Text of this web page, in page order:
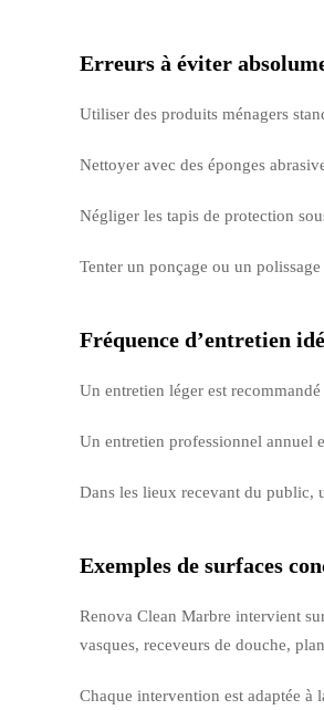
Erreurs à éviter
Utiliser des produits ménagers
Nettoyer avec des éponges
Négliger les tapis de protection
Tenter un ponçage ou un
Fréquence d’entretien
Un entretien léger est
Un entretien professionnel annuel
Dans les lieux recevant du public,
Exemples de surfaces
Renova Clean Marbre intervient
vasques, receveurs de douche,
Chaque intervention est adaptée à